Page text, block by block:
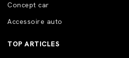
Concept car
Accessoire auto
TOP ARTICLES